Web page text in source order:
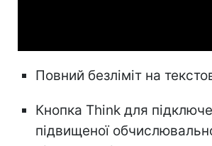
Повний безліміт на
Кнопка Think для
підвищеної